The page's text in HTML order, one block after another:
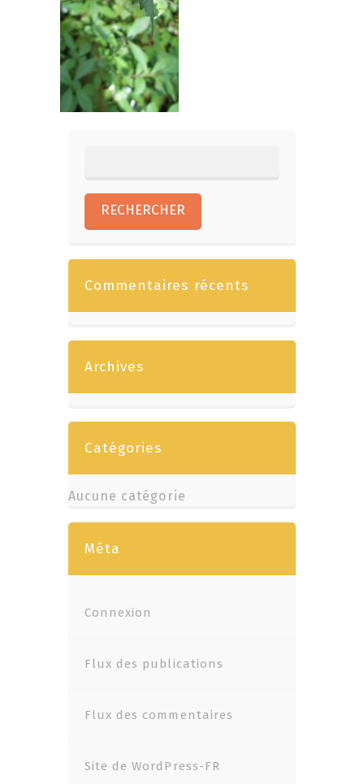
Commentaires récents
Archives
Catégories
Aucune catégorie
Méta
Connexion
Flux des publications
Flux des commentaires
Site de WordPress-FR